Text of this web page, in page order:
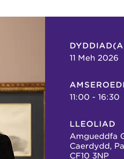
11 Meh 2026
11:00 - 16:30
LLEOLIAD
Amgueddfa
Caerdydd,
CF10 3NP